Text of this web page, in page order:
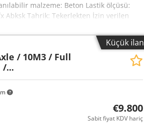
malzeme: Beton Lastik ölçüsü:
Abksk Tahrik: Tekerlekten İzin verilen
Küçük ilan
/ 10M3 / Full
/...
€9.800
Sabit fiyat KDV hariç